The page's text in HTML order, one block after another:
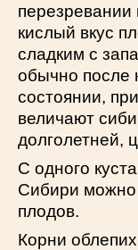
перезревании
кислый вкус
сладким с
обычно после
состоянии,
величают
долголетней,
С одного
Сибири можно
плодов.
Корни